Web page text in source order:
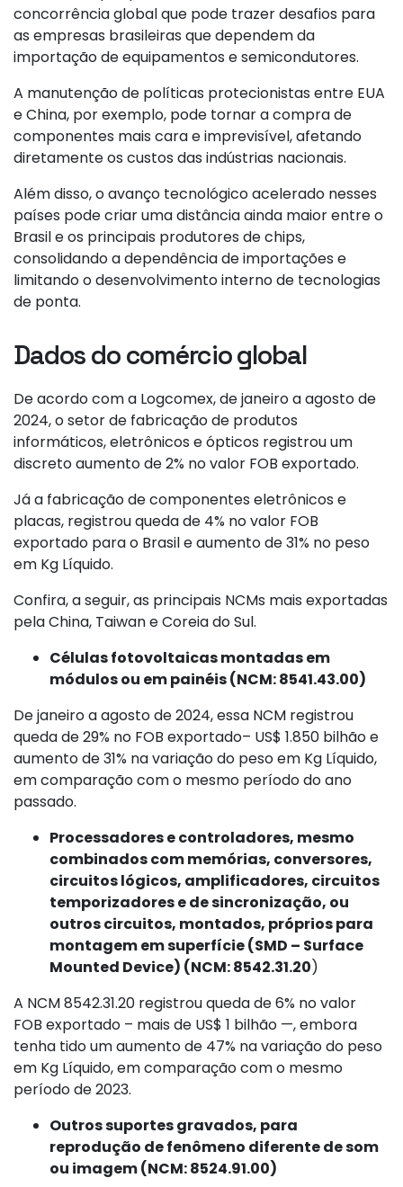
concorrência global que pode trazer desafios para
as empresas brasileiras que dependem da
importação de equipamentos e semicondutores.
A manutenção de políticas protecionistas entre EUA
e China, por exemplo, pode tornar a compra de
componentes mais cara e imprevisível, afetando
diretamente os custos das indústrias nacionais.
Além disso, o avanço tecnológico acelerado nesses
países pode criar uma distância ainda maior entre o
Brasil e os principais produtores de chips,
consolidando a dependência de importações e
limitando o desenvolvimento interno de tecnologias
de ponta.
Dados do comércio global
De acordo com a Logcomex, de janeiro a agosto de
2024, o setor de fabricação de produtos
informáticos, eletrônicos e ópticos registrou um
discreto aumento de 2% no valor FOB exportado.
Já a fabricação de componentes eletrônicos e
placas, registrou queda de 4% no valor FOB
exportado para o Brasil e aumento de 31% no peso
em Kg Líquido.
Confira, a seguir, as principais NCMs mais exportadas
pela China, Taiwan e Coreia do Sul.
Células fotovoltaicas montadas em
módulos ou em painéis (NCM: 8541.43.00)
De janeiro a agosto de 2024, essa NCM registrou
queda de 29% no FOB exportado– US$ 1.850 bilhão e
aumento de 31% na variação do peso em Kg Líquido,
em comparação com o mesmo período do ano
passado.
Processadores e controladores, mesmo
combinados com memórias, conversores,
circuitos lógicos, amplificadores, circuitos
temporizadores e de sincronização, ou
outros circuitos, montados, próprios para
montagem em superfície (SMD – Surface
Mounted Device) (NCM: 8542.31.20)
A NCM 8542.31.20 registrou queda de 6% no valor
FOB exportado – mais de US$ 1 bilhão —, embora
tenha tido um aumento de 47% na variação do peso
em Kg Líquido, em comparação com o mesmo
período de 2023.
Outros suportes gravados, para
reprodução de fenômeno diferente de som
ou imagem (NCM: 8524.91.00)